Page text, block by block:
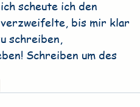
scheute ich den
verzweifelte, bis mir klar
schreiben,
Schreiben um des